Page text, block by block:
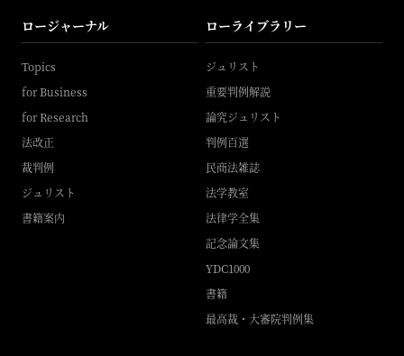
ロージャーナル
Topics
for Business
for Research
法改正
裁判例
ジュリスト
書籍案内
ローライブラリー
ジュリスト
重要判例解説
論究ジュリスト
判例百選
民商法雑誌
法学教室
法律学全集
記念論文集
YDC1000
書籍
最高裁・大審院判例集